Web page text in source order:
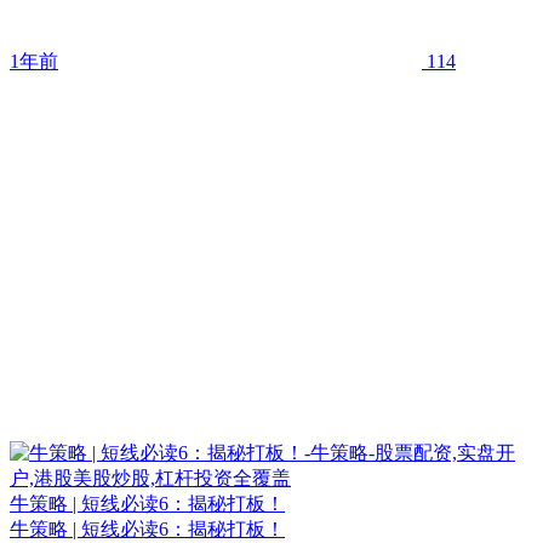
1年前 114
牛策略 | 短线必读6：揭秘打板！
牛策略 | 短线必读6：揭秘打板！